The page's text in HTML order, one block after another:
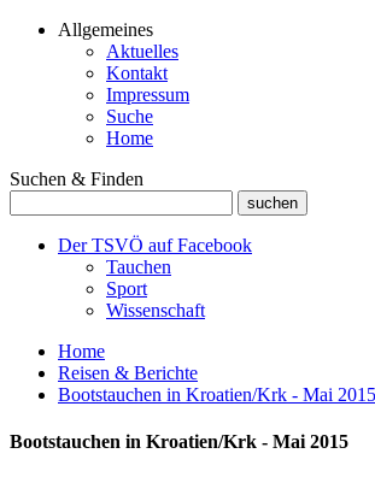
Allgemeines
Aktuelles
Kontakt
Impressum
Suche
Home
Suchen & Finden
Der TSVÖ auf Facebook
Tauchen
Sport
Wissenschaft
Home
Reisen & Berichte
Bootstauchen in Kroatien/Krk - Mai 2015
Bootstauchen in Kroatien/Krk - Mai 2015